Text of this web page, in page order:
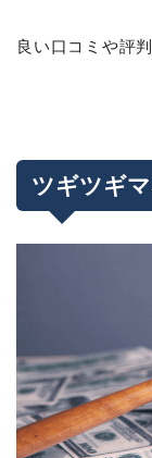
良い口コミや評
ツギツギ